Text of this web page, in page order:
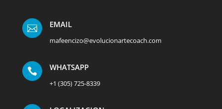
 EMAIL
mafeencizo@evolucionartecoach.com
 WHATSAPP
+1 (305) 725-8339